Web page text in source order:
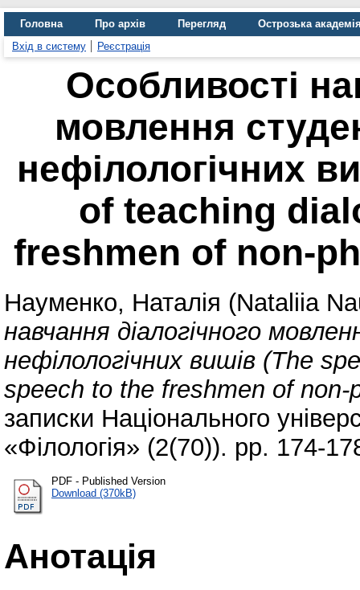
Головна Про архів Перегляд
Острозька
Вхід в систему
Реєстрація
Oсобливості
мовлення
нефілологічних
of teaching
freshmen of non-
Науменко, Наталія (Nataliia
навчання діалогічного
нефілологічних вишів (The
speech to the freshmen of
записки Національного
«Філологія» (2(70)). pp. 174-
PDF - Published Version
Download (370kB)
Анотація